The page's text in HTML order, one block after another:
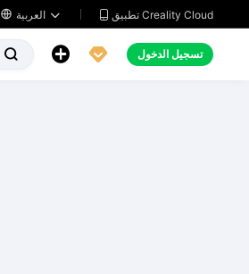
   تطبيق Creality Cloud
   تسجيل الدخول